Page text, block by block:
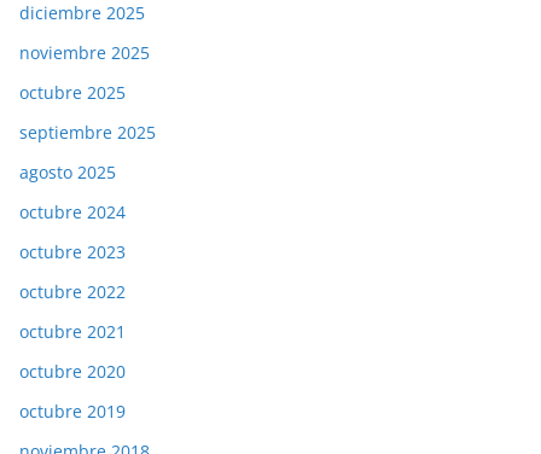
diciembre 2025
noviembre 2025
octubre 2025
septiembre 2025
agosto 2025
octubre 2024
octubre 2023
octubre 2022
octubre 2021
octubre 2020
octubre 2019